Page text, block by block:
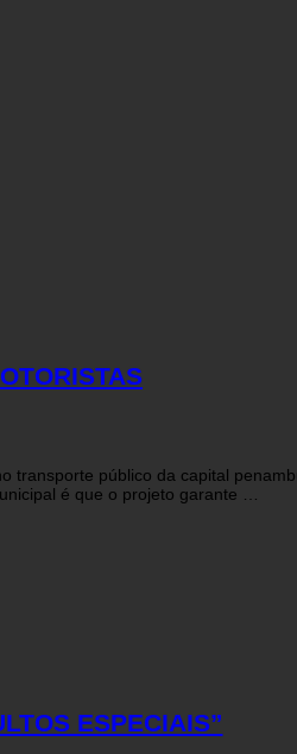
público da capital
é que o projeto garante …
ESPECIAIS”